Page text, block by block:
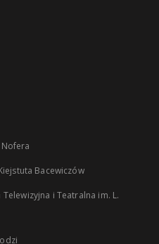
Bacewiczów
Telewizyjna i Teatralna im. L.